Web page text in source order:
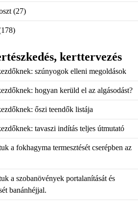
(27)
kerttervezés
szúnyogok elleni megoldások
hogyan kerüld el az algásodást?
őszi teendők listája
tavaszi indítás teljes útmutató
a fokhagyma termesztését cserépben az
a szobanövények portalanítását és
banánhéjjal.